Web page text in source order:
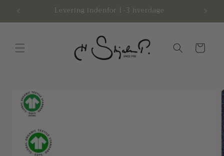
indhold
Levering indenfor 1-3 hverdage
Indkøbskurv